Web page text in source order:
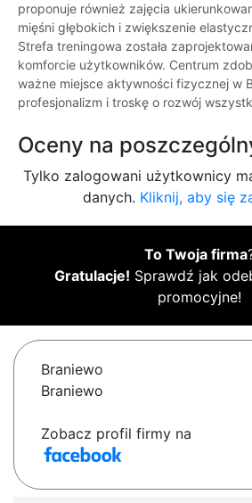
proponuje również zajęcia
mięśni głębokich i zwiększenie
Strefa treningowa została
komforcie użytkowników. Centrum
ważne miejsce aktywności fizycznej w
profesjonalizm i troskę o rozwój
Oceny na
Tylko zalogowani użytkownicy
danych. Kliknij, aby się
To Twoja firma
Gratulacje! Sprawdź jak
promocyjne!
Braniewo
Braniewo
Zobacz profil firmy na